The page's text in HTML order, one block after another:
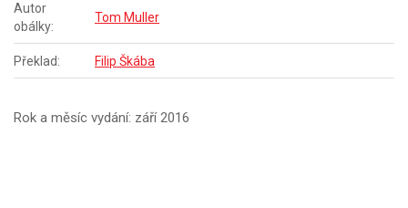
Autor
obálky:
Tom Muller
Překlad: Filip Škába
Rok a měsíc vydání: září 2016